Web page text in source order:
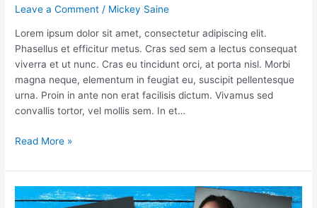
Leave a Comment / Mickey Saine
Lorem ipsum dolor sit amet, consectetur adipiscing elit.
Phasellus et efficitur metus. Cras sed sem a lectus consequat
viverra et ut nunc. Cras eu tincidunt orci, at porta nisl. Morbi
magna neque, elementum in feugiat eu, suscipit pellentesque
urna. Proin in ante non erat facilisis dictum. Vivamus sed
convallis tortor, vel mollis sem. In et…
Read More »
Video